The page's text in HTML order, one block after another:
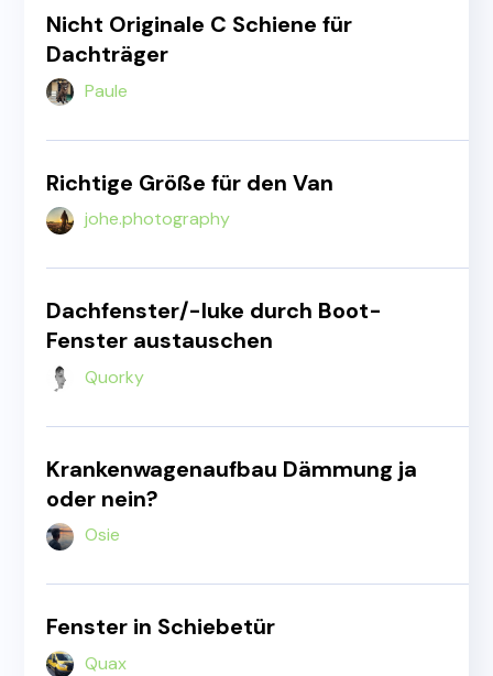
Nicht Originale C Schiene für
Dachträger
Paule
Richtige Größe für den Van
johe.photography
Dachfenster/-luke durch Boot-
Fenster austauschen
Quorky
Krankenwagenaufbau Dämmung ja
oder nein?
Osie
Fenster in Schiebetür
Quax